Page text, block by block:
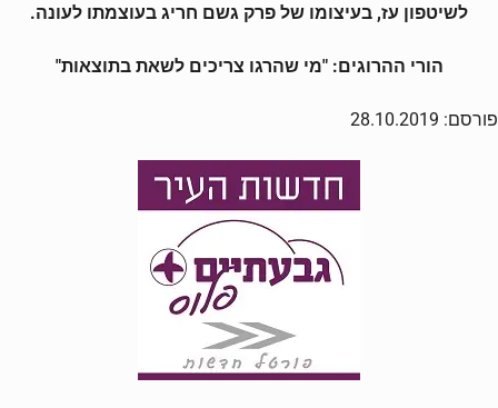
לשיטפון עז, בעיצומו של פרק גשם חריג בעוצמתו לעונה.
הורי ההרוגים: "מי שהרגו צריכים לשאת בתוצאות"
פורסם: 28.10.2019